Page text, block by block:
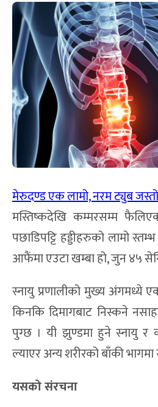
मेरुदण्ड एक लामो, नरम ट्युब
मस्तिष्कदेखि कम्मरसम्म
पछाडिपट्टि हड्डीहरुको लामो
आफैंमा एउटा खम्बा हो, जुन ४५
स्नायु प्रणालीको मुख्य अंगमध्ये
किनकि दिमागबाट निस्कने
पुग्छ । यी झुण्डमा हुने स्नायु र
ल्याएर अन्य शरीरको बाँकी
यसको संरचना